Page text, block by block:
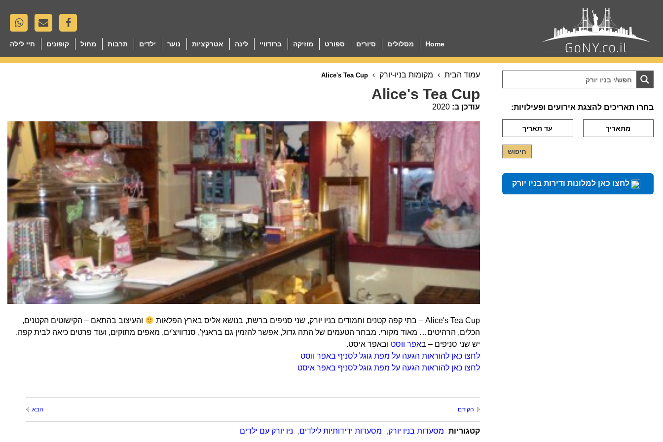
Home מסלולים סיורים ספורט מוזיקה ברודוויי לינה אטרקציות נוער ילדים תרבות מחול קופונים חיי לילה
עמוד הבית מקומות בניו-יורק
Alice's Tea Cup
עודכן ב: 2020
Alice's Tea Cup – בתי קפה קטנים וחמודים בניו יורק, שני סניפים ברשת, בנושא אליס בארץ הפלאות
והעיצוב בהתאם – הקישוטים הקטנים,
הכלים, הרהיטים… מאוד מקורי. מבחר הטעמים של התה גדול, אפשר להזמין גם בראנץ', סנדוויצ'ים, מאפים מתוקים, ועוד פרטים כיאה לבית קפה.
יש שני סניפים – באפר ווסט ובאפר איסט.
לחצו כאן להוראות הגעה על מפת גוגל לסניף באפר ווסט
לחצו כאן להוראות הגעה על מפת גוגל לסניף באפר איסט
הקודם הבא
קטגוריות מסעדות בניו יורק, מסעדות ידידותיות לילדים, ניו יורק עם ילדים
בחרו תאריכים להצגת אירועים ופעילויות:
לחצו כאן למלונות ודירות בניו יורק